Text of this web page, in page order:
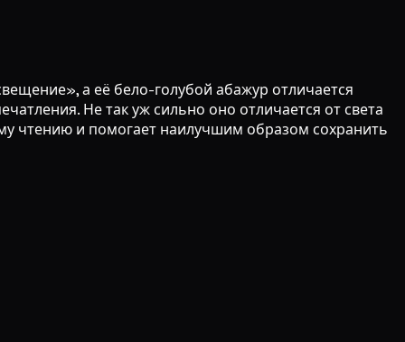
а её бело-голубой абажур отличается
Не так уж сильно оно отличается от света
чтению и помогает наилучшим образом сохранить